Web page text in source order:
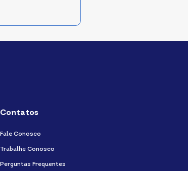
Contatos
Fale Conosco
Trabalhe Conosco
Perguntas Frequentes